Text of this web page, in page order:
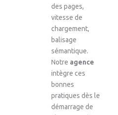
des pages,
vitesse de
chargement,
balisage
sémantique.
Notre agence
intègre ces
bonnes
pratiques dès le
démarrage de